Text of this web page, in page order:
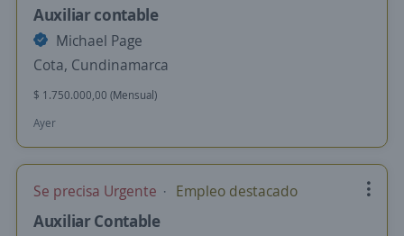
Auxiliar contable
Michael Page
Cota, Cundinamarca
$ 1.750.000,00 (Mensual)
Ayer
Se precisa Urgente Empleo destacado
Auxiliar Contable